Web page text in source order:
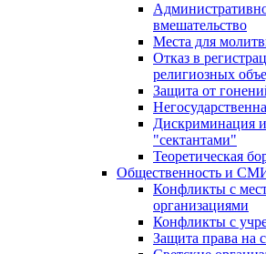
вмешательство
Места для
Отказ в
религиозных
Защита от
Дискриминация и
"сектантами"
Теоретическая
Общественность и
Конфликты с
организациями
Конфликты с
Защита права на